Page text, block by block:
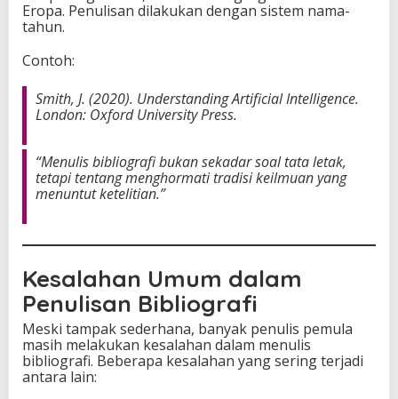
Eropa. Penulisan dilakukan dengan sistem nama-
tahun.
Contoh:
Smith, J. (2020). Understanding Artificial Intelligence.
London: Oxford University Press.
“Menulis bibliografi bukan sekadar soal tata letak,
tetapi tentang menghormati tradisi keilmuan yang
menuntut ketelitian.”
Kesalahan Umum dalam
Penulisan Bibliografi
Meski tampak sederhana, banyak penulis pemula
masih melakukan kesalahan dalam menulis
bibliografi. Beberapa kesalahan yang sering terjadi
antara lain: